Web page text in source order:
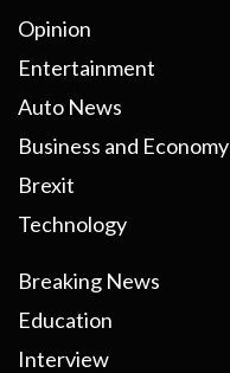
Opinion
Entertainment
Auto News
Business and Economy
Brexit
Technology
Breaking News
Education
Interview